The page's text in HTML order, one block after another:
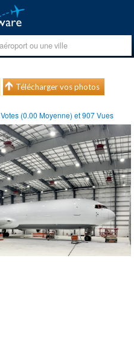
Télécharger vos photos
Votes (0.00 Moyenne) et907Vues